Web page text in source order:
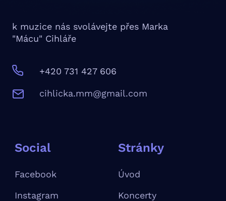
k muzice nás svolávejte přes Marka
"Mácu" Cihláře
+420 731 427 606
cihlicka.mm@gmail.com
Social
Facebook
Instagram
Stránky
Úvod
Koncerty